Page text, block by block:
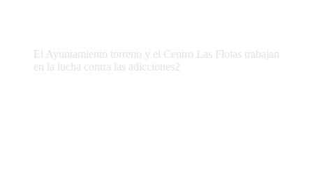
El Ayuntamiento torreno y el Centro Las Flotas trabajan
en la lucha contra las adicciones2